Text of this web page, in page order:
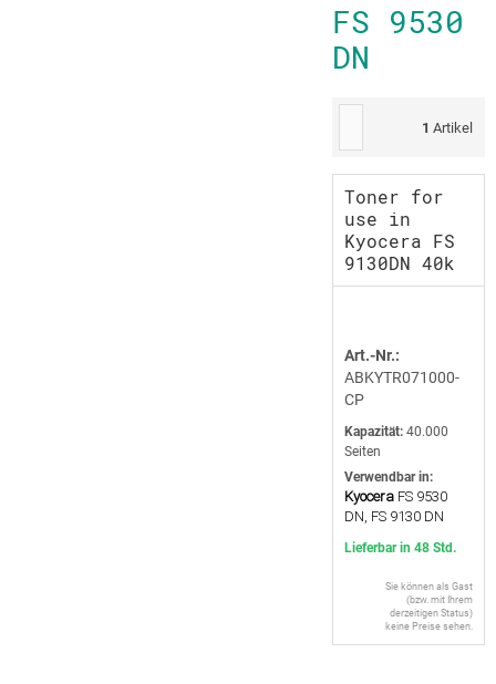
FS 9530
DN
1 Artikel
Toner for
use in
Kyocera FS
9130DN 40k
Art.-Nr.:
ABKYTR071000-
CP
Kapazität: 40.000
Seiten
Verwendbar in:
Kyocera FS 9530
DN, FS 9130 DN
Lieferbar in 48 Std.
Sie können als Gast
(bzw. mit Ihrem
derzeitigen Status)
keine Preise sehen.